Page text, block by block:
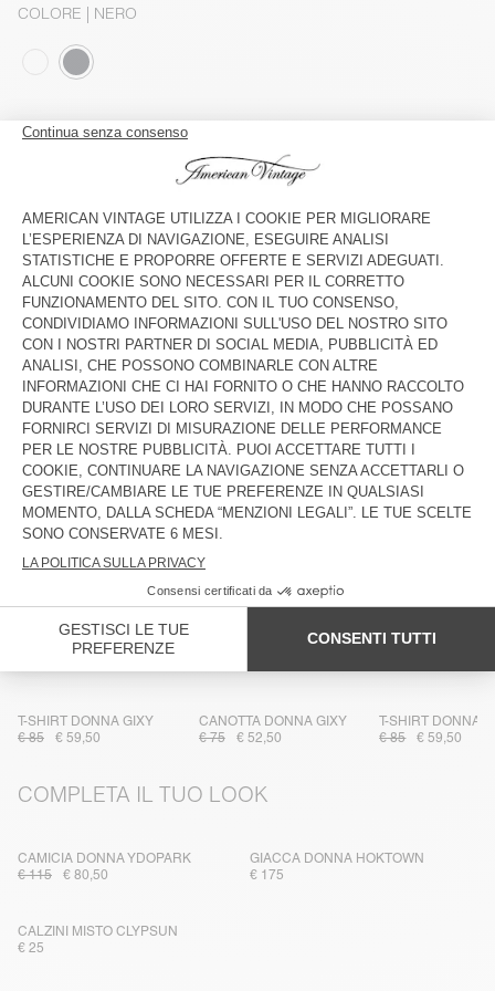
COLORE | NERO
XS/S M/L
Il modello misura 176 cm e indossa una taglia XS-S
GUIDA ALLE TAGLIE
Consegna stimatatra mercoledì 12 agosto e venerdì 14 agosto
AGGIUNGERE AL CARRELLO
VEDERE DISPONIBILITÀ IN NEGOZIO
DESCRIZIONE
TAGLIA E VESTIBILITÀ
COMPOSIZIONE
ISTRUZIONI PER LA CURA
TRACCIABILITÀ
CONSEGNA E RESI
NELLO STESSO MATERIALE
T-SHIRT DONNA GIXY
€ 85
€ 59,50
CANOTTA DONNA GIXY
€ 75
€ 52,50
T-SHIRT DONNA
€ 85
€ 59,50
COMPLETA IL TUO LOOK
CAMICIA DONNA YDOPARK
€ 115
€ 80,50
GIACCA DONNA HOKTOWN
€ 175
CALZINI MISTO CLYPSUN
€ 25